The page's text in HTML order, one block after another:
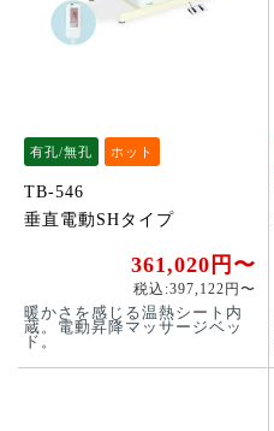
有孔/無孔 ホット
TB-546
垂直電動SHタイプ
361,020円〜
税込:397,122円〜
暖かさを感じる温熱シート内
蔵。電動昇降マッサージベッ
ド。